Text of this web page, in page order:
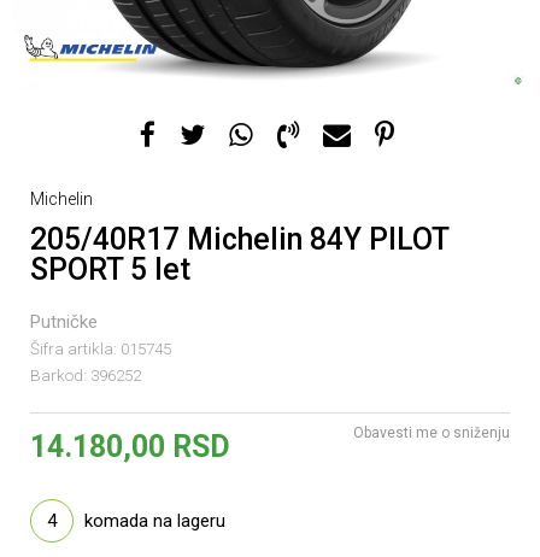
Michelin
205/40R17 Michelin 84Y PILOT
SPORT 5 let
Putničke
Šifra artikla: 015745
Barkod: 396252
14.180,00 RSD Obavesti me o sniženju
4 komada na lageru